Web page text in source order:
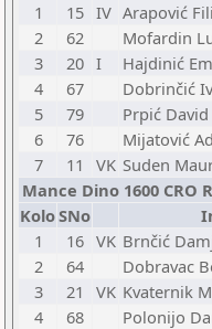
1
15 IV Arapović
2
62 Mofardin
3
20 I Hajdinić
4
67 Dobrinčić
5
79 Prpić David
6
76 Mijatović
7
11 VK Suden
Mance Dino 1600 CRO
KoloSNo
1
16 VK Brnčić
2
64 Dobravac
3
21 VK Kvaternik
4
68 Polonijo